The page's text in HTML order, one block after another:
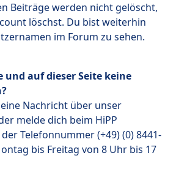
Beiträge werden nicht gelöscht,
löschst. Du bist weiterhin
im Forum zu sehen.
und auf dieser Seite keine
Nachricht über unser
melde dich beim HiPP
Telefonnummer (+49) (0) 8441-
bis Freitag von 8 Uhr bis 17